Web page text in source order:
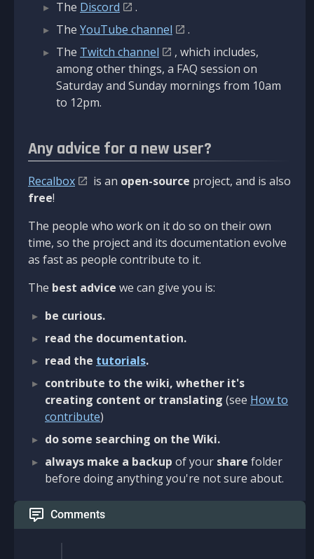
The Discord
.
The YouTube channel
.
The Twitch channel
, which includes,
among other things, a FAQ session on
Saturday and Sunday mornings from 10am
to 12pm.
Any advice for a new user?
Recalbox is an open-source project, and is also
free!
The people who work on it do so on their own
time, so the project and its documentation evolve
as fast as people contribute to it.
The best advice we can give you is:
be curious.
read the documentation.
read the tutorials.
contribute to the wiki, whether it's
creating content or translating (see How to
contribute)
do some searching on the Wiki.
always make a backup of your share folder
before doing anything you're not sure about.
Comments